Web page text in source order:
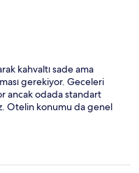
kahvaltı sade ama
gerekiyor. Geceleri
ancak odada standart
Otelin konumu da genel